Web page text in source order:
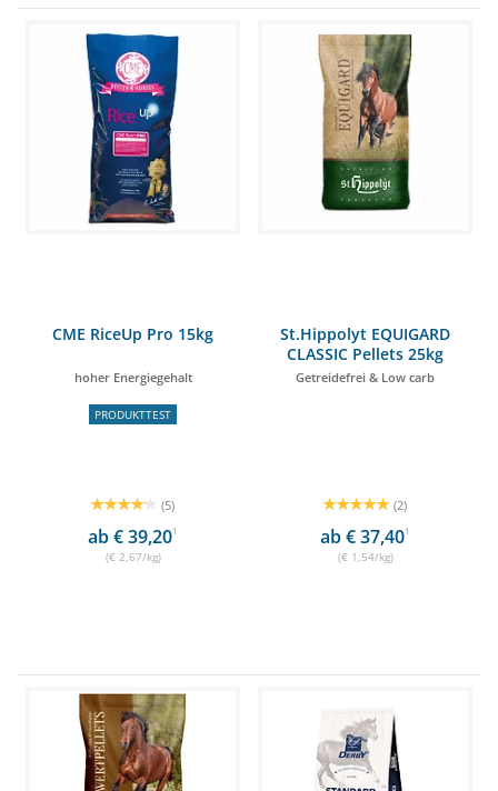
CME RiceUp Pro 15kg
hoher Energiegehalt
PRODUKTTEST
(5)
ab € 39,201
(€ 2,67/kg)
St.Hippolyt EQUIGARD
CLASSIC Pellets 25kg
Getreidefrei & Low carb
(2)
ab € 37,401
(€ 1,54/kg)